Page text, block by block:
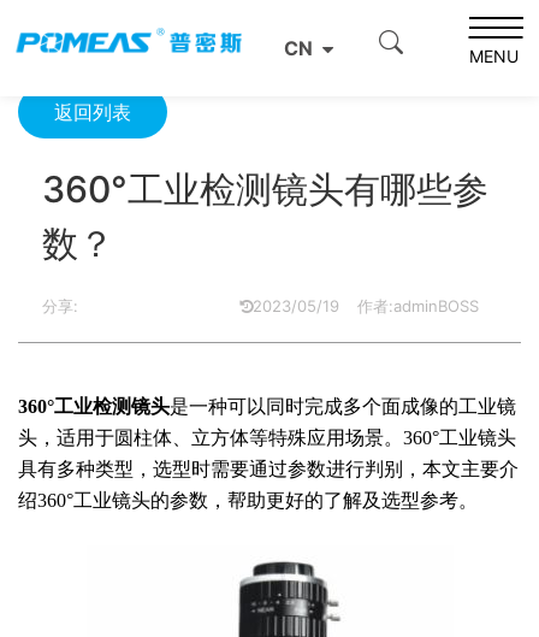
CN MENU
360°工业检测镜头有哪些参数？
返回列表
360°工业检测镜头有哪些参
数？
分享: 2023/05/19 作者:adminBOSS
360°工业检测镜头是一种可以同时完成多个面成像的工业镜
头，适用于圆柱体、立方体等特殊应用场景。360°工业镜头
具有多种类型，选型时需要通过参数进行判别，本文主要介
绍360°工业镜头的参数，帮助更好的了解及选型参考。